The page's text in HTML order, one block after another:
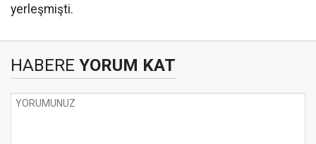
yerleşmişti.
HABERE YORUM KAT